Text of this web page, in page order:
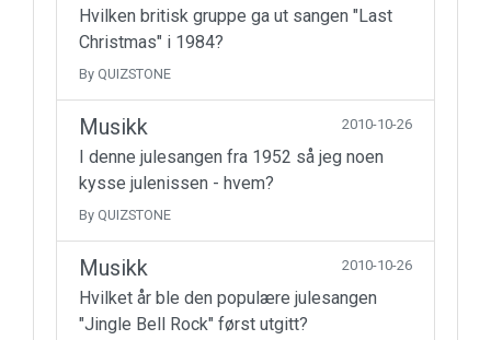
Hvilken britisk gruppe ga ut sangen "Last
Christmas" i 1984?
By QUIZSTONE
Musikk 2010-10-26
I denne julesangen fra 1952 så jeg noen
kysse julenissen - hvem?
By QUIZSTONE
Musikk 2010-10-26
Hvilket år ble den populære julesangen
"Jingle Bell Rock" først utgitt?